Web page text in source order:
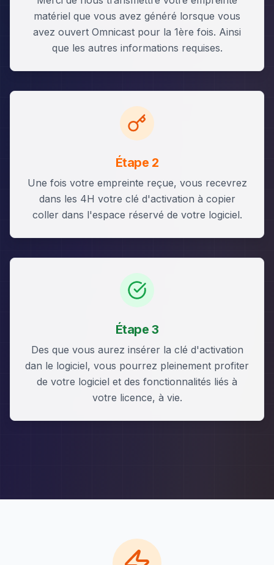
matériel que vous avez généré lorsque vous
avez ouvert Omnicast pour la 1ère fois. Ainsi
que les autres informations requises.
Étape 2
Une fois votre empreinte reçue, vous recevrez
dans les 4H votre clé d'activation à copier
coller dans l'espace réservé de votre logiciel.
Étape 3
Des que vous aurez insérer la clé d'activation
dan le logiciel, vous pourrez pleinement profiter
de votre logiciel et des fonctionnalités liés à
votre licence, à vie.